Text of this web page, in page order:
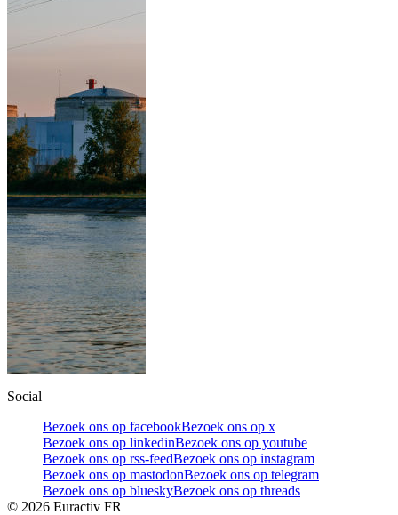
Social
Bezoek ons op facebookBezoek ons op x
Bezoek ons op linkedinBezoek ons op youtube
Bezoek ons op rss-feedBezoek ons op instagram
Bezoek ons op mastodonBezoek ons op telegram
Bezoek ons op blueskyBezoek ons op threads
© 2026 Euractiv FR